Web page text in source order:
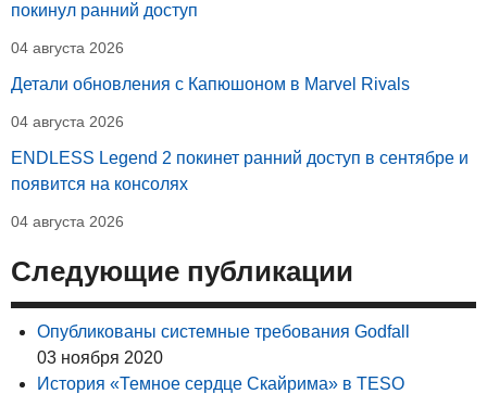
покинул ранний доступ
04 августа 2026
Детали обновления с Капюшоном в Marvel Rivals
04 августа 2026
ENDLESS Legend 2 покинет ранний доступ в сентябре и
появится на консолях
04 августа 2026
Следующие публикации
Опубликованы системные требования Godfall
03 ноября 2020
История «Темное сердце Скайрима» в TESO